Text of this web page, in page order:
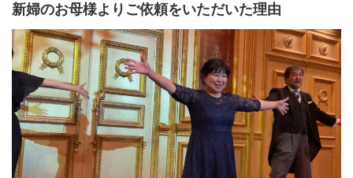
新婦のお母様よりご依頼をいただいた理由